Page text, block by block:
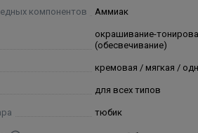
равномерно от корней до
завивки/распрямления). С теплом
распрямления). При
компонентов Аммиак
окрашивание-
(обесвечивание)
кремовая / мягкая /
для всех типов
тюбик